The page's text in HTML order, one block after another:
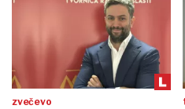
zvečevo